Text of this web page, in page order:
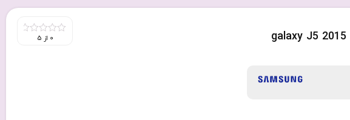
0 از 5